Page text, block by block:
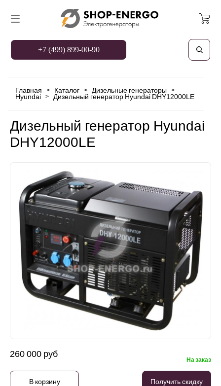
+7 (499) 899-00-90
Главная > Каталог > Дизельные генераторы >
Hyundai > Дизельный генератор Hyundai DHY12000LE
Дизельный генератор Hyundai
DHY12000LE
260 000 руб
На заказ
В корзину Получить скидку